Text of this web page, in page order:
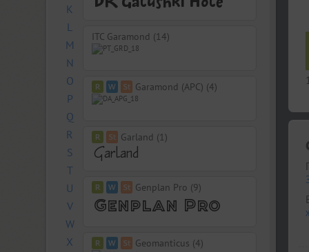
K
L
M
N
O
P
Q
R
S
T
U
V
W
X
ITC Garamond (14)
Garamond (APC) (4)
Garland (1)
Genplan Pro (9)
Geomanticus (4)